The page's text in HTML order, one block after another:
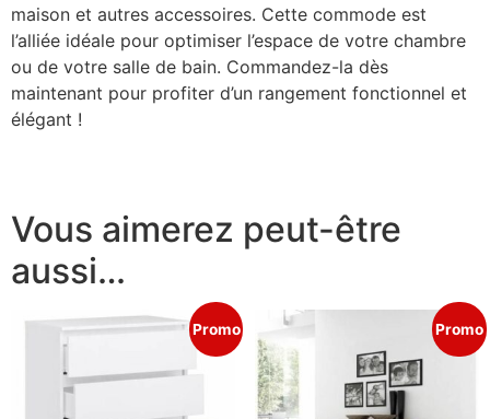
maison et autres accessoires. Cette commode est
l’alliée idéale pour optimiser l’espace de votre chambre
ou de votre salle de bain. Commandez-la dès
maintenant pour profiter d’un rangement fonctionnel et
élégant !
Vous aimerez peut-être
aussi…
Promo Promo